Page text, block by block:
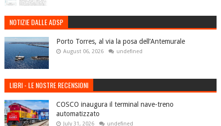
NOTIZIE DALLE ADSP
Porto Torres, al via la posa dell’Antemurale
August 06, 2026 undefined
LIBRI - LE NOSTRE RECENSIONI
COSCO inaugura il terminal nave-treno
automatizzato
July 31, 2026 undefined